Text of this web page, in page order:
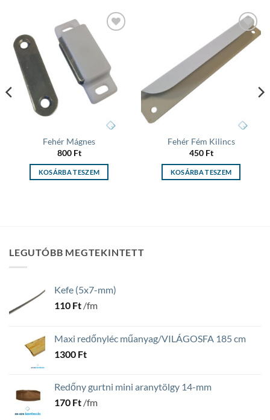
wishlist
Fehér Mágnes
800 Ft
KOSÁRBA TESZEM
Add to
wishlist
Fehér Fém Kilincs
450 Ft
KOSÁRBA TESZEM
LEGUTÓBB MEGTEKINTETT
Kefe (5x7-mm)
110 Ft /fm
Maxi redőnyléc műanyag/VILÁGOSFA 185 cm
1300 Ft
Redőny gurtni mini aranytölgy 14-mm
170 Ft /fm